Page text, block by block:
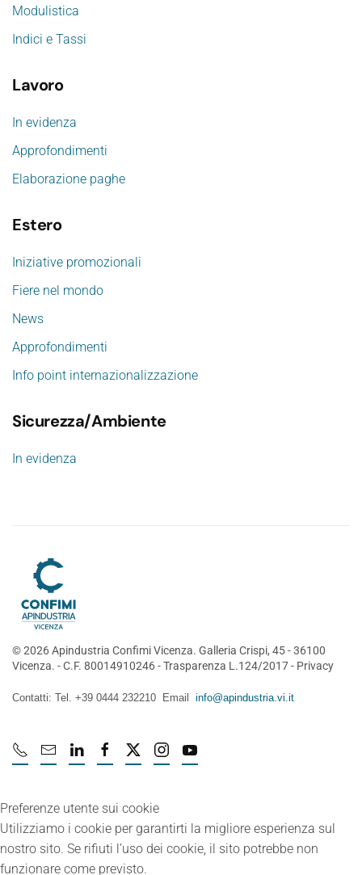
Modulistica
Indici e Tassi
Lavoro
In evidenza
Approfondimenti
Elaborazione paghe
Estero
Iniziative promozionali
Fiere nel mondo
News
Approfondimenti
Info point internazionalizzazione
Sicurezza/Ambiente
In evidenza
©2026Apindustria Confimi Vicenza. Galleria Crispi, 45 - 36100
Vicenza. - C.F. 80014910246 -Trasparenza L.124/2017- Privacy
Contatti: Tel. +39 0444 232210 Email info@apindustria.vi.it
Preferenze utente sui cookie
Utilizziamo i cookie per garantirti la migliore esperienza sul
nostro sito. Se rifiuti l’uso dei cookie, il sito potrebbe non
funzionare come previsto.